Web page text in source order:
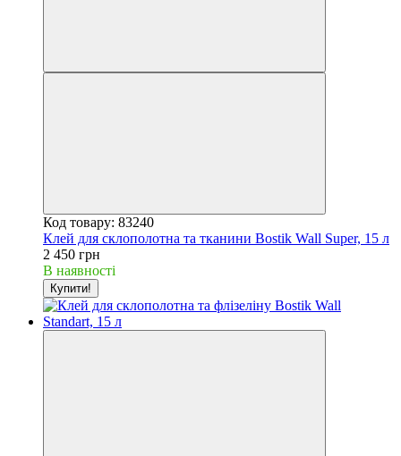
Код товару: 83240
Клей для склополотна та тканини Bostik Wall Super, 15 л
2 450 грн
В наявності
Купити!